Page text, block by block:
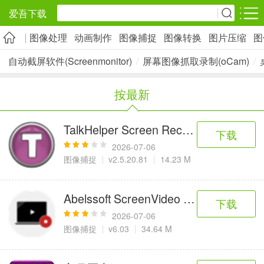
爱吾下载
安卓应用 安卓游戏
旅游出行
社交通讯
2千+款应用
影音播放
实用工具
2万+款应用
金融理财
2百+款应用
网上购物
6千+款应用
资讯阅读
1万+款应用
学习办公
3万+款应用
生活服务
2万+款应用
医疗健康 母婴育儿 趣味娱乐
图像处理 动画制作 图像捕捉 图像转换 图片压缩
自动截屏软件(Screenmonitor) / 屏幕图像抓取录制(oCam) /
按最新
TalkHelper Screen Recorder(电脑屏
2026-07-06
图像捕捉
v2.5.20.81 14.23 M
下载
Abelssoft ScreenVideo 2023
2026-07-06
图像捕捉
v6.03 34.64 M
下载